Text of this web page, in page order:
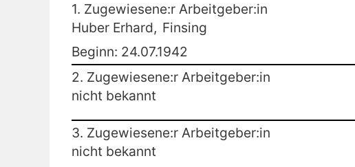
1. Zugewiesene:r Arbeitgeber:in
Huber Erhard, Finsing
Beginn: 24.07.1942
2. Zugewiesene:r Arbeitgeber:in
nicht bekannt
3. Zugewiesene:r Arbeitgeber:in
nicht bekannt